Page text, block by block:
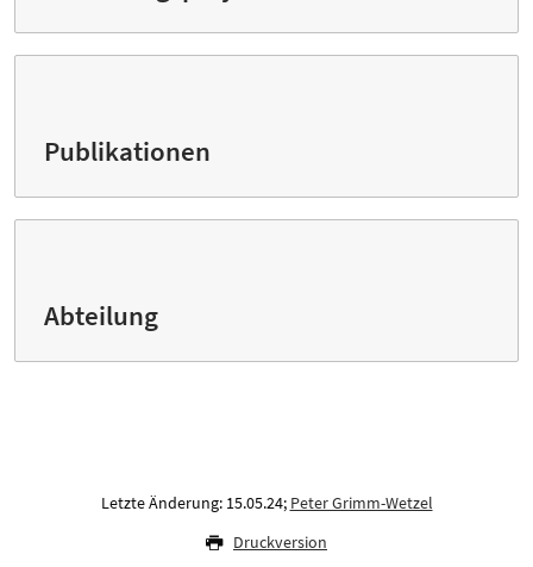
Publikationen
Abteilung
Letzte Änderung: 15.05.24; Peter Grimm-Wetzel
Druckversion